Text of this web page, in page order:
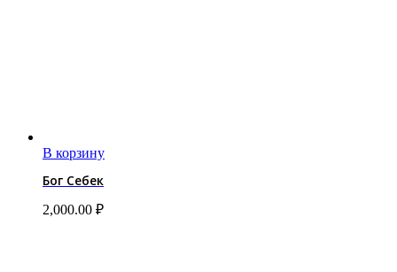
В корзину
Бог Себек
2,000.00 ₽